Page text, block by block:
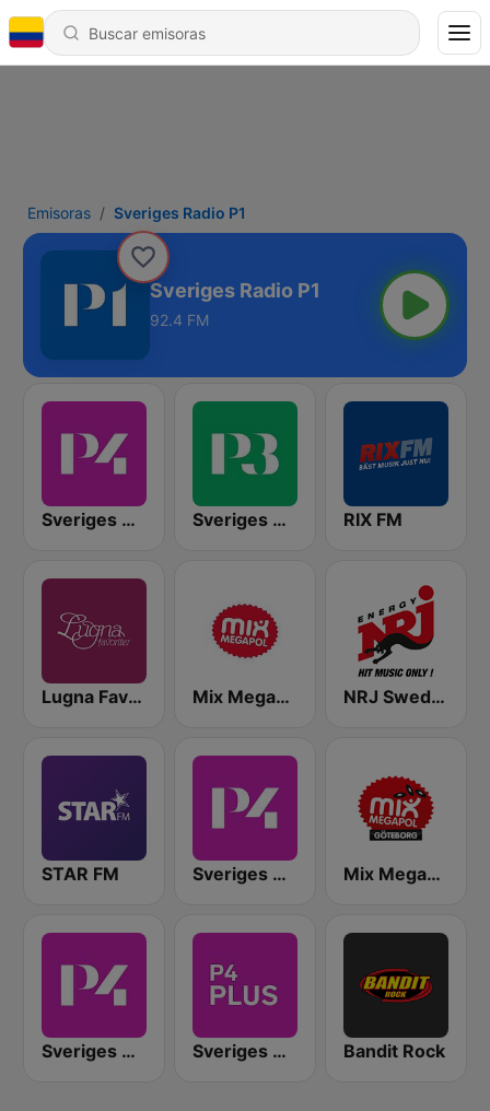
Emisoras Sveriges Radio P1
Sveriges Radio P1
92.4 FM
Sveriges Radio P4 Stockholm Sveriges Radio P3 RIX FM
Lugna Favoriter Mix Megapol NRJ Sweden
STAR FM Sveriges Radio P4 Malmöhus Mix Megapol Göteborg
Sveriges Radio P4 Göteborg Sveriges Radio P4 Plus Bandit Rock